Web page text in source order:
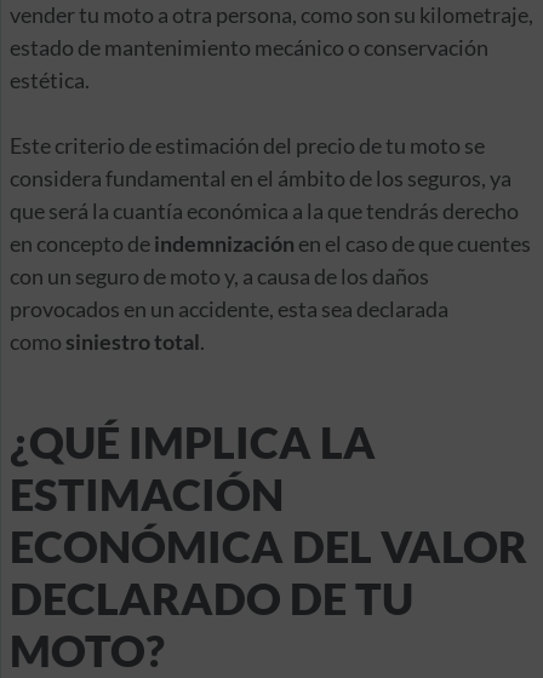
vender tu moto a otra persona, como son su kilometraje,
estado de mantenimiento mecánico o conservación
estética.
Este criterio de estimación del precio de tu moto se
considera fundamental en el ámbito de los seguros, ya
que será la cuantía económica a la que tendrás derecho
en concepto deindemnización en el caso de que cuentes
con un seguro de moto y, a causa de los daños
provocados en un accidente, esta sea declarada
como siniestro total.
¿QUÉ IMPLICA LA
ESTIMACIÓN
ECONÓMICA DEL VALOR
DECLARADO DE TU
MOTO?